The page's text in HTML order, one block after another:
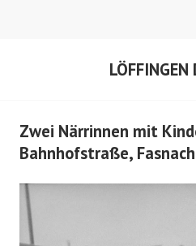
Zwei Närrinnen mit
Bahnhofstraße,